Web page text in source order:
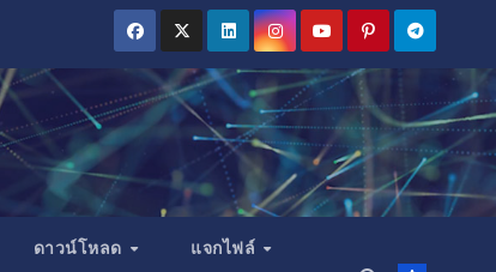
ดาวน์โหลด แจกไฟล์